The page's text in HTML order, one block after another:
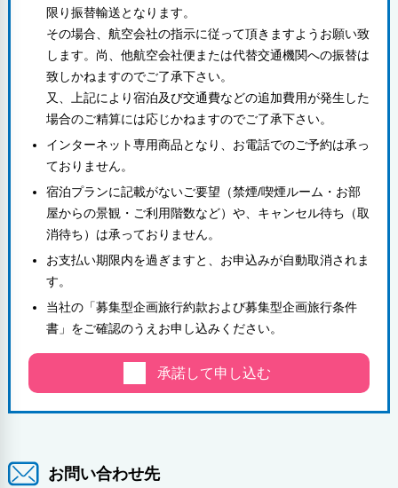
限り振替輸送となります。
その場合、航空会社の指示に従って頂きますようお願い致
します。尚、他航空会社便または代替交通機関への振替は
致しかねますのでご了承下さい。
又、上記により宿泊及び交通費などの追加費用が発生した
場合のご精算には応じかねますのでご了承下さい。
インターネット専用商品となり、お電話でのご予約は承っ
ておりません。
宿泊プランに記載がないご要望（禁煙/喫煙ルーム・お部
屋からの景観・ご利用階数など）や、キャンセル待ち（取
消待ち）は承っておりません。
お支払い期限内を過ぎますと、お申込みが自動取消されま
す。
当社の「募集型企画旅行約款および募集型企画旅行条件
書」をご確認のうえお申し込みください。
承諾して申し込む
お問い合わせ先